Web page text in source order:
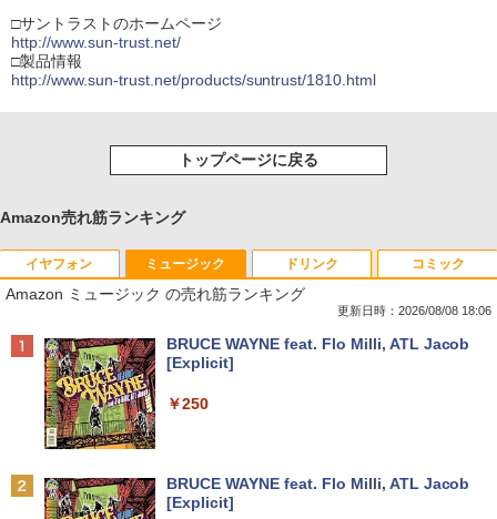
□サントラストのホームページ
http://www.sun-trust.net/
□製品情報
http://www.sun-trust.net/products/suntrust/1810.html
トップページに戻る
Amazon売れ筋ランキング
イヤフォン
Anker Soundcore P40i オフホワイト
Anker Soundcore P31i ブラック
ミュージック
Amazon ミュージック の売れ筋ランキング
更新日時：2026/08/08 18:06
BRUCE WAYNE feat. Flo Milli, ATL Jacob
[Explicit]
￥250
BRUCE WAYNE feat. Flo Milli, ATL Jacob
[Explicit]
ドリンク コミック